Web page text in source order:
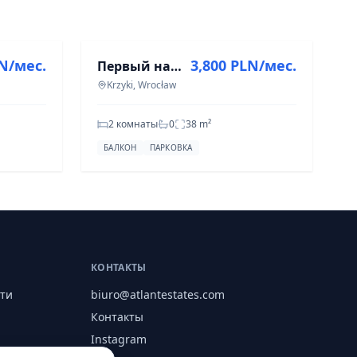
мес. Первый найм| Кондиционирование| Парковочное место| Полудник 17
Krzyki, Wrocław
3,800 PLN/мес.
2 комнаты 0 38 m²
БАЛКОН ПАРКОВКА
КОНТАКТЫ
biuro@atlantestates.com
Контакты
Instagram